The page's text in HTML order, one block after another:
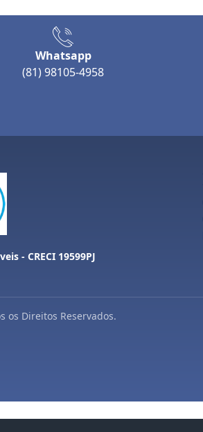
Whatsapp
(81) 98105-4958
- CRECI 19599PJ
os Direitos Reservados.